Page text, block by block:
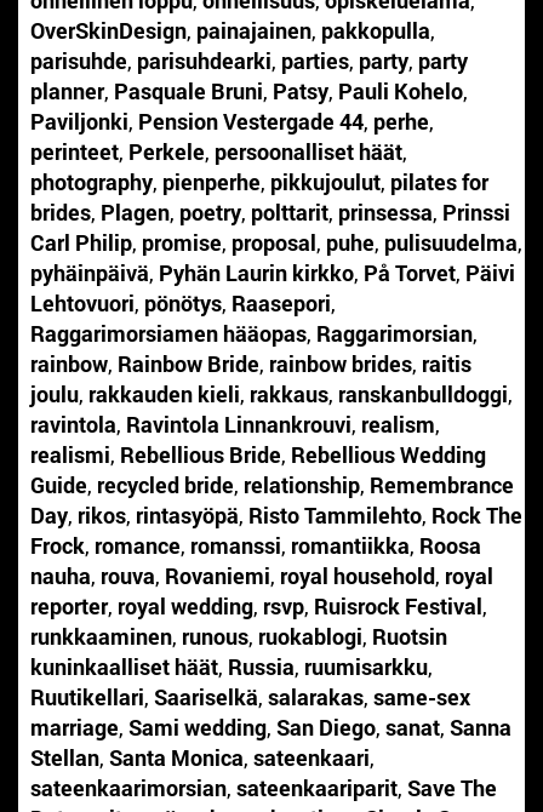
OverSkinDesign, painajainen, pakkopulla,
parisuhde, parisuhdearki, parties, party, party
planner, Pasquale Bruni, Patsy, Pauli Kohelo,
Paviljonki, Pension Vestergade 44, perhe,
perinteet, Perkele, persoonalliset häät,
photography, pienperhe, pikkujoulut, pilates for
brides, Plagen, poetry, polttarit, prinsessa, Prinssi
Carl Philip, promise, proposal, puhe, pulisuudelma,
pyhäinpäivä, Pyhän Laurin kirkko, På Torvet, Päivi
Lehtovuori, pönötys, Raasepori,
Raggarimorsiamen hääopas, Raggarimorsian,
rainbow, Rainbow Bride, rainbow brides, raitis
joulu, rakkauden kieli, rakkaus, ranskanbulldoggi,
ravintola, Ravintola Linnankrouvi, realism,
realismi, Rebellious Bride, Rebellious Wedding
Guide, recycled bride, relationship, Remembrance
Day, rikos, rintasyöpä, Risto Tammilehto, Rock The
Frock, romance, romanssi, romantiikka, Roosa
nauha, rouva, Rovaniemi, royal household, royal
reporter, royal wedding, rsvp, Ruisrock Festival,
runkkaaminen, runous, ruokablogi, Ruotsin
kuninkaalliset häät, Russia, ruumisarkku,
Ruutikellari, Saariselkä, salarakas, same-sex
marriage, Sami wedding, San Diego, sanat, Sanna
Stellan, Santa Monica, sateenkaari,
sateenkaarimorsian, sateenkaariparit, Save The